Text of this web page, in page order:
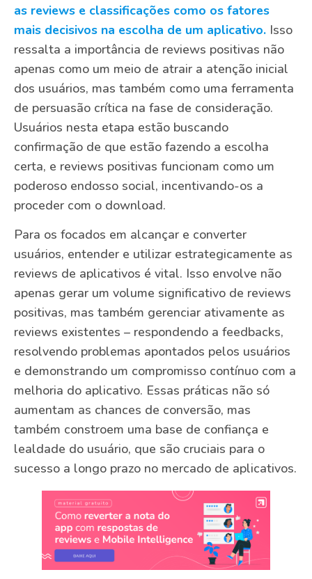
as reviews e classificações como os fatores
mais decisivos na escolha de um aplicativo. Isso
ressalta a importância de reviews positivas não
apenas como um meio de atrair a atenção inicial
dos usuários, mas também como uma ferramenta
de persuasão crítica na fase de consideração.
Usuários nesta etapa estão buscando
confirmação de que estão fazendo a escolha
certa, e reviews positivas funcionam como um
poderoso endosso social, incentivando-os a
proceder com o download.
Para os focados em alcançar e converter
usuários, entender e utilizar estrategicamente as
reviews de aplicativos é vital. Isso envolve não
apenas gerar um volume significativo de reviews
positivas, mas também gerenciar ativamente as
reviews existentes – respondendo a feedbacks,
resolvendo problemas apontados pelos usuários
e demonstrando um compromisso contínuo com a
melhoria do aplicativo. Essas práticas não só
aumentam as chances de conversão, mas
também constroem uma base de confiança e
lealdade do usuário, que são cruciais para o
sucesso a longo prazo no mercado de aplicativos.